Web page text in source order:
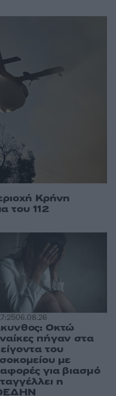
Κρήνη
του 112
06.08.26
Οκτώ
πήγαν στα
του
με
για βιασμό
η